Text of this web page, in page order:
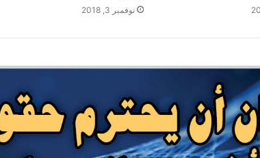
العجري: ندعو أهلنا في المحافظات المحتلة
للعدوان السعودي
السياسي الأعلى يُبارك العملية النوعية
السعودي
انهيار قوات الطوارئ التابعة للعدو السعودي
وصنعاء تثبت معادلة الردع
نوفمبر 3, 2018